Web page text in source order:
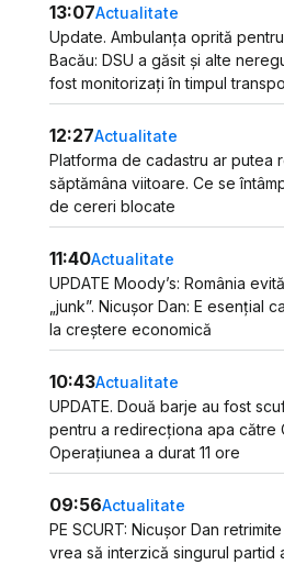
13:07Actualitate
Update. Ambulanța oprită
Bacău: DSU a găsit și alte
fost monitorizați în timpul
12:27Actualitate
Platforma de cadastru ar putea
săptămâna viitoare. Ce se
de cereri blocate
11:40Actualitate
UPDATE Moody’s: România
„junk”. Nicușor Dan: E esențial
la creștere economică
10:43Actualitate
UPDATE. Două barje au fost
pentru a redirecționa apa către
Operațiunea a durat 11 ore
09:56Actualitate
PE SCURT: Nicușor Dan
vrea să interzică singurul partid